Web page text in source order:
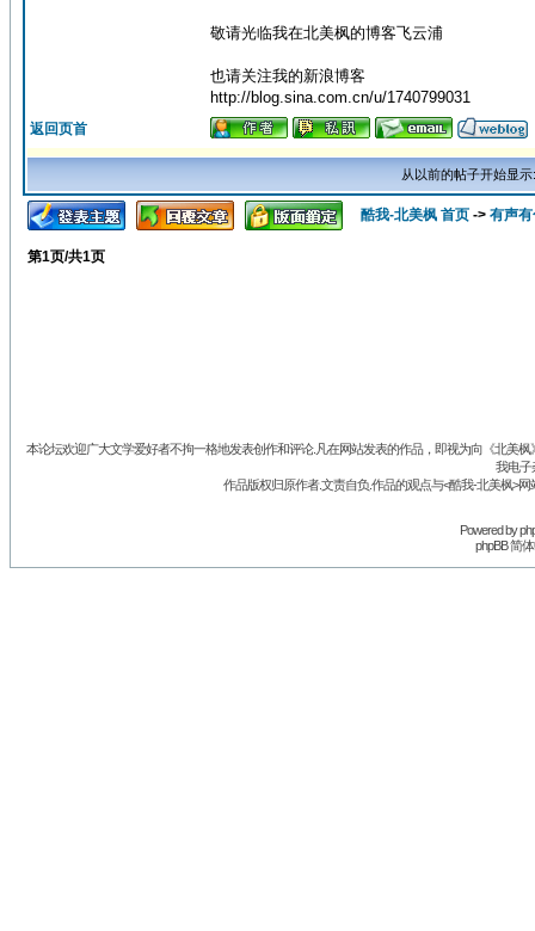
敬请光临我在北美枫的博客飞云浦
也请关注我的新浪博客
http://blog.sina.com.cn/u/1740799031
返回页首
从以前的帖子开始显
酷我-北美枫 首页 -> 有声
第1页/共1页
本论坛欢迎广大文学爱好者不拘一格地发表创作和评论.凡在网站发表的作品，即视为向《北美
我电子
作品版权归原作者.文责自负.作品的观点与<酷我-北美枫>
Powered by
phpBB 简